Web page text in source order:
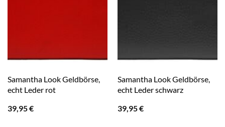
Samantha Look Geldbörse,
echt Leder rot
39,95€
Samantha Look Geldbörse,
echt Leder schwarz
39,95€